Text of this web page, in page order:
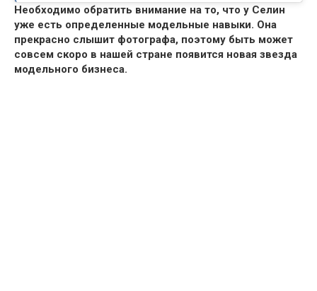
Необходимо обратить внимание на то, что у Селин
уже есть определенные модельные навыки. Она
прекрасно слышит фотографа, поэтому быть может
совсем скоро в нашей стране появится новая звезда
модельного бизнеса.